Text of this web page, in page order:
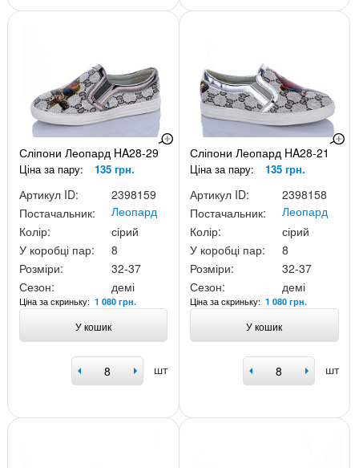
Сліпони Леопард HA28-29
Ціна за пару: 135 грн.
Артикул ID:
2398159
Постачальник:
Леопард
Колір:
сірий
У коробці пар:
8
Розміри:
32-37
Сезон:
демі
Ціна за скриньку: 1 080 грн.
У кошик
шт
Сліпони Леопард HA28-21
Ціна за пару: 135 грн.
Артикул ID:
2398158
Постачальник:
Леопард
Колір:
сірий
У коробці пар:
8
Розміри:
32-37
Сезон:
демі
Ціна за скриньку:1 080 грн.
У кошик
шт